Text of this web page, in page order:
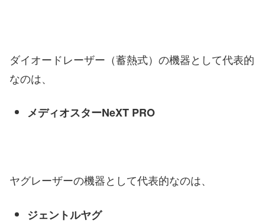
ダイオードレーザー（蓄熱式）の機器として代表的
なのは、
メディオスターNeXT PRO
ヤグレーザーの機器として代表的なのは、
ジェントルヤグ